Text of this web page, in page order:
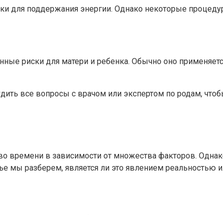
для поддержания энергии. Однако некоторые
риски для матери и ребенка. Обычно оно
все вопросы с врачом или экспертом по родам,
времени в зависимости от множества факторов.
мы разберем, является ли это явлением реальностью